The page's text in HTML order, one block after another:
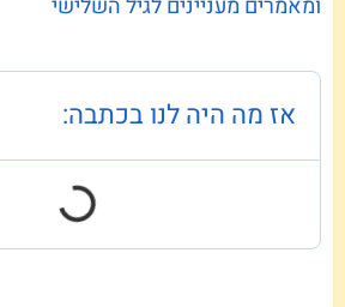
אז מה היה לנו בכתבה: